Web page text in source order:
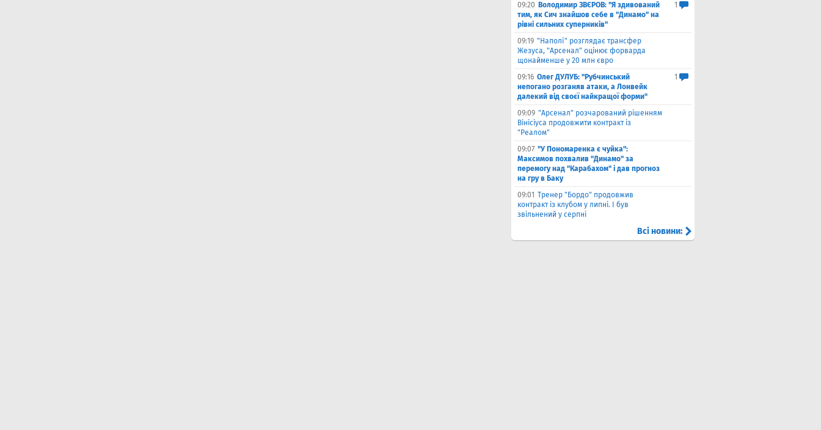
09:20 Володимир ЗВЄРОВ: "Я здивований
тим, як Сич знайшов себе в "Динамо" на
рівні сильних суперників"
1
09:19 "Наполі" розглядає трансфер
Жезуса, "Арсенал" оцінює форварда
щонайменше у 20 млн євро
09:16 Олег ДУЛУБ: "Рубчинський
непогано розганяв атаки, а Лонвейк
далекий від своєї найкращої форми"
1
09:09 "Арсенал" розчарований рішенням
Вінісіуса продовжити контракт із
"Реалом"
09:07 "У Пономаренка є чуйка":
Максимов похвалив "Динамо" за
перемогу над "Карабахом" і дав прогноз
на гру в Баку
09:01 Тренер "Бордо" продовжив
контракт із клубом у липні. І був
звільнений у серпні
Всі новини: